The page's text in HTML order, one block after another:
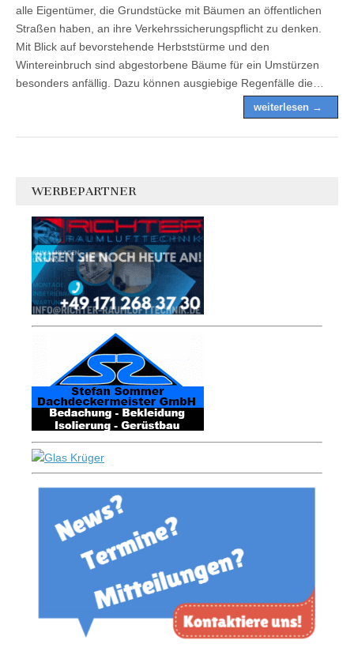
alle Eigentümer, die Grundstücke mit Bäumen an öffentlichen
Straßen haben, an ihre Verkehrssicherungspflicht zu denken.
Mit Blick auf bevorstehende Herbststürme und den
Wintereinbruch sind abgestorbene Bäume für ein Umstürzen
besonders anfällig. Dazu können ausgiebige Regenfälle die…
weiterlesen →
WERBEPARTNER